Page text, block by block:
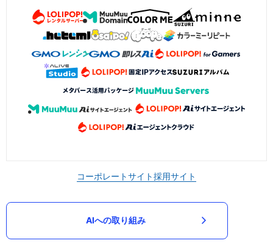
コーポレートサイト採用サイト
AIへの取り組み